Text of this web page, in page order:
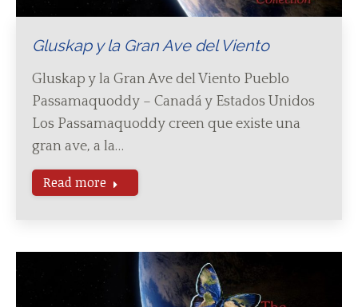
Gluskap y la Gran Ave del Viento
Gluskap y la Gran Ave del Viento Pueblo
Passamaquoddy – Canadá y Estados Unidos
Los Passamaquoddy creen que existe una
gran ave, a la…
Read more